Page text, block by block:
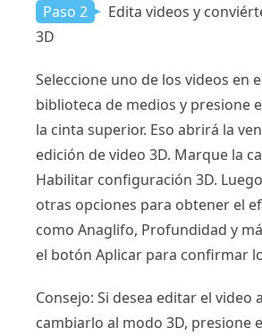
Paso 2
Edita videos y
3D
Seleccione uno de los videos en
biblioteca de medios y presione
la cinta superior. Eso abrirá la
edición de video 3D. Marque la
Habilitar configuración 3D.
otras opciones para obtener el
como Anaglifo, Profundidad y
el botón Aplicar para confirmar
Consejo: Si desea editar el video
cambiarlo al modo 3D, presione